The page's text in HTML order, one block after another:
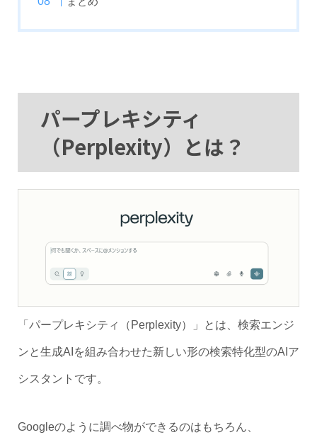
パープレキシティ
（Perplexity）とは？
「パープレキシティ（Perplexity）」とは、検索エンジ
ンと生成AIを組み合わせた新しい形の検索特化型のAIア
シスタントです。
Googleのように調べ物ができるのはもちろん、